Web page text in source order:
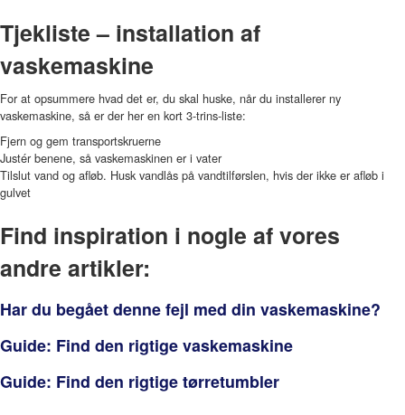
Tjekliste – installation af
vaskemaskine
For at opsummere hvad det er, du skal huske, når du installerer ny
vaskemaskine, så er der her en kort 3-trins-liste:
Fjern og gem transportskruerne
Justér benene, så vaskemaskinen er i vater
Tilslut vand og afløb. Husk vandlås på vandtilførslen, hvis der ikke er afløb i
gulvet
Find inspiration i nogle af vores
andre artikler:
Har du begået denne fejl med din vaskemaskine?
Guide: Find den rigtige vaskemaskine
Guide: Find den rigtige tørretumbler